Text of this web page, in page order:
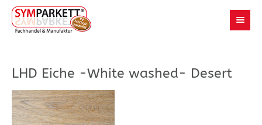
LHD Eiche -White washed- Desert